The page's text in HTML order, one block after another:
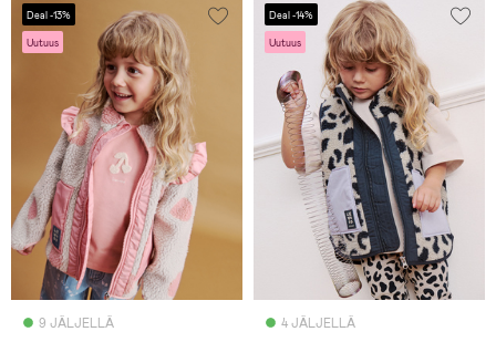
Deal -13%
Uutuus
9 JÄLJELLÄ
Deal -14%
Uutuus
4 JÄLJELLÄ